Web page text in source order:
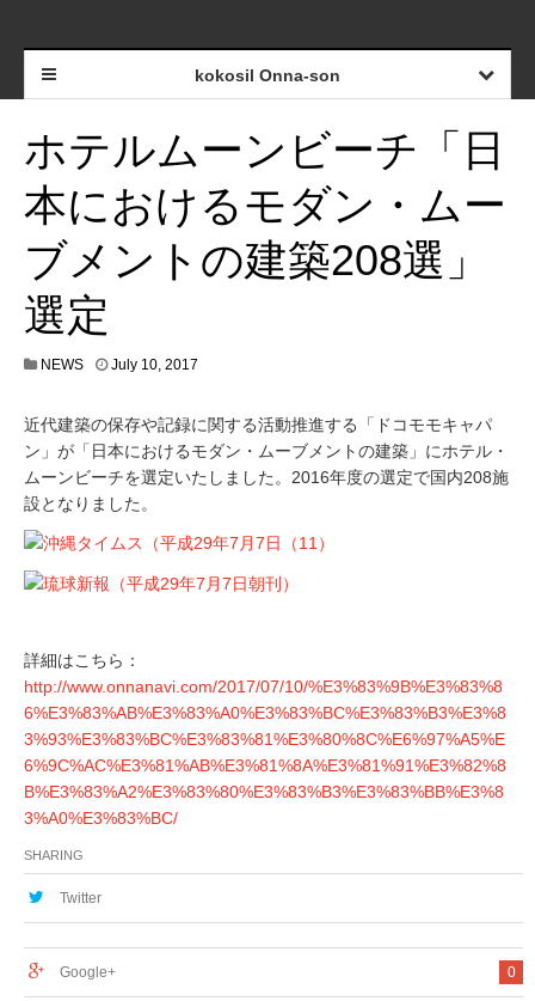
kokosil Onna-son
ホテルムーンビーチ「日
本におけるモダン・ムー
ブメントの建築208選」
選定
NEWS July 10, 2017
近代建築の保存や記録に関する活動推進する「ドコモモキャパ
ン」が「日本におけるモダン・ムーブメントの建築」にホテル・
ムーンビーチを選定いたしました。2016年度の選定で国内208施
設となりました。
詳細はこちら：
http://www.onnanavi.com/2017/07/10/%E3%83%9B%E3%83%8
6%E3%83%AB%E3%83%A0%E3%83%BC%E3%83%B3%E3%8
3%93%E3%83%BC%E3%83%81%E3%80%8C%E6%97%A5%E
6%9C%AC%E3%81%AB%E3%81%8A%E3%81%91%E3%82%8
B%E3%83%A2%E3%83%80%E3%83%B3%E3%83%BB%E3%8
3%A0%E3%83%BC/
SHARING
Twitter
0
Google+